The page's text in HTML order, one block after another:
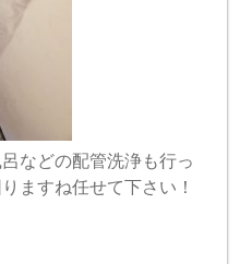
などの配管洗浄も行っ
ますね任せて下さい！